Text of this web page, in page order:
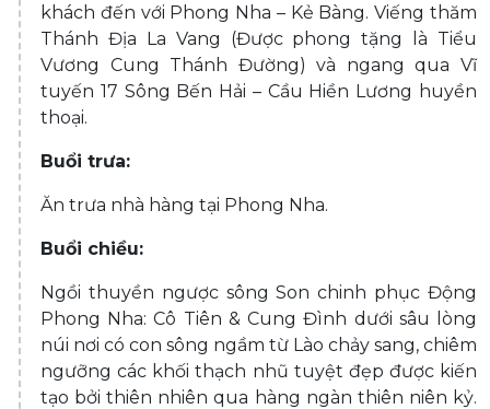
khách đến với Phong Nha – Kẻ Bàng. Viếng thăm
Thánh Địa La Vang (Được phong tặng là Tiểu
Vương Cung Thánh Đường) và ngang qua Vĩ
tuyến 17 Sông Bến Hải – Cầu Hiền Lương huyền
thoại.
Buổi trưa:
Ăn trưa nhà hàng tại Phong Nha.
Buổi chiều:
Ngồi thuyền ngược sông Son chinh phục Động
Phong Nha: Cô Tiên & Cung Đình dưới sâu lòng
núi nơi có con sông ngầm từ Lào chảy sang, chiêm
ngưỡng các khối thạch nhũ tuyệt đẹp được kiến
tạo bởi thiên nhiên qua hàng ngàn thiên niên kỷ.